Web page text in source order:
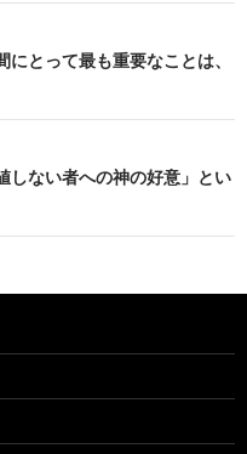
とって最も重要なことは、
しない者への神の好意」とい